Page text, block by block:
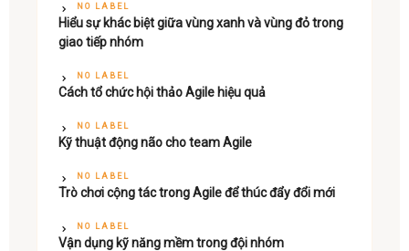
NO LABEL
Hiểu sự khác biệt giữa vùng xanh và vùng đỏ trong
giao tiếp nhóm
NO LABEL
Cách tổ chức hội thảo Agile hiệu quả
NO LABEL
Kỹ thuật động não cho team Agile
NO LABEL
Trò chơi cộng tác trong Agile để thúc đẩy đổi mới
NO LABEL
Vận dụng kỹ năng mềm trong đội nhóm